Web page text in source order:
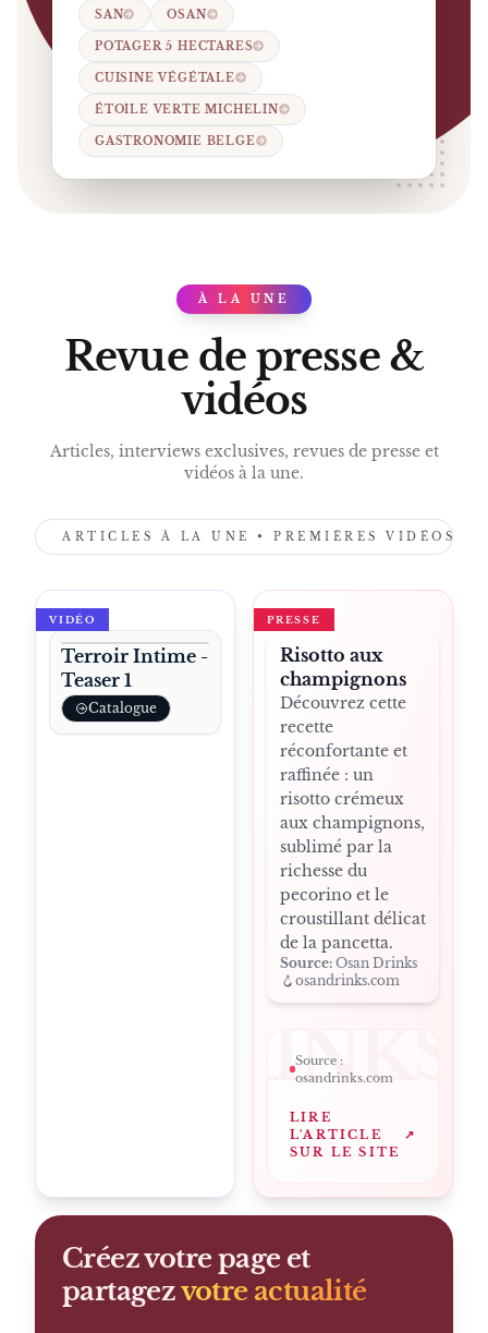
SAN OSAN
POTAGER 5 HECTARES
CUISINE VÉGÉTALE
ÉTOILE VERTE MICHELIN
GASTRONOMIE BELGE
PRESS
À LA UNE
Revue de presse &
vidéos
Articles, interviews exclusives, revues de presse et
vidéos à la une.
ARTICLES À LA UNE • PREMIÈRES VIDÉOS •
VIDÉO
Terroir Intime -
Teaser 1
Catalogue
PRESSE
Risotto aux
champignons
Découvrez cette
recette
réconfortante et
raffinée : un
risotto crémeux
aux champignons,
sublimé par la
richesse du
pecorino et le
croustillant délicat
de la pancetta.
Source: Osan Drinks
osandrinks.com
Source :
osandrinks.com
LIRE
L'ARTICLE
SUR LE SITE
↗
Créez votre page et
partagezvotre actualité